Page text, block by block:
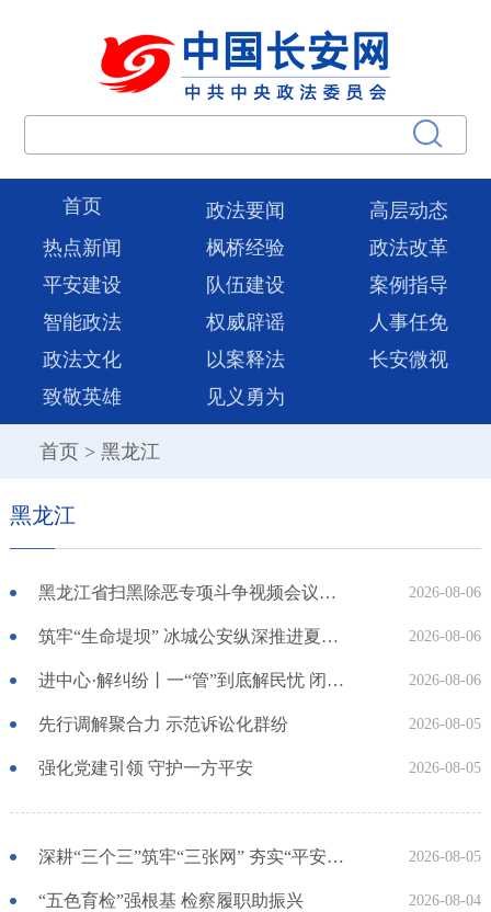
首页 政法要闻
高层动态
热点新闻
枫桥经验
政法改革
平安建设
队伍建设
案例指导
智能政法
权威辟谣
人事任免
政法文化
以案释法
长安微视
致敬英雄
见义勇为
首页 > 黑龙江
黑龙江
黑龙江省扫黑除恶专项斗争视频会议召开 2026-08-06
筑牢“生命堤坝” 冰城公安纵深推进夏季防溺水工作 2026-08-06
进中心·解纠纷丨一“管”到底解民忧 闭环调处化纠纷 2026-08-06
先行调解聚合力 示范诉讼化群纷 2026-08-05
强化党建引领 守护一方平安 2026-08-05
深耕“三个三”筑牢“三张网” 夯实“平安伊春”建设法治底座 2026-08-05
“五色育检”强根基 检察履职助振兴 2026-08-04